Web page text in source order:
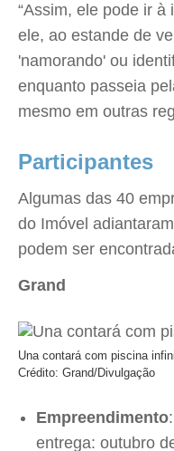
“Assim, ele pode ir
ele, ao estande de
'namorando' ou
enquanto passeia
mesmo em outras
Participantes
Algumas das 40
do Imóvel
podem ser
Grand
Una contará com piscina
Crédito: Grand/Divulgação
Empreendimento
entrega: outubro